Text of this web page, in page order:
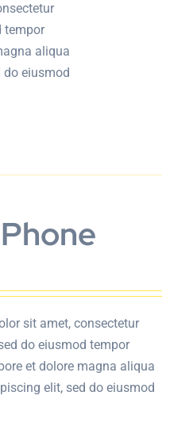
tempor
aliqua
do eiusmod
sit amet, consectetur
do eiusmod tempor
et dolore magna aliqua
elit, sed do eiusmod